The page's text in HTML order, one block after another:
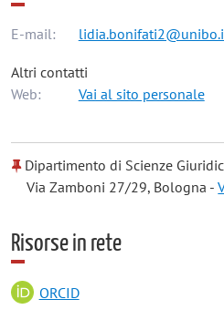
E-mail:
Altri contatti
Web:
Vai al sito personale
Dipartimento di Scienze
Via Zamboni 27/29, Bologna -
Risorse in rete
ORCID